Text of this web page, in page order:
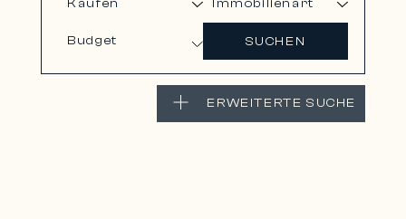
Budget SUCHEN
ERWEITERTE SUCHE